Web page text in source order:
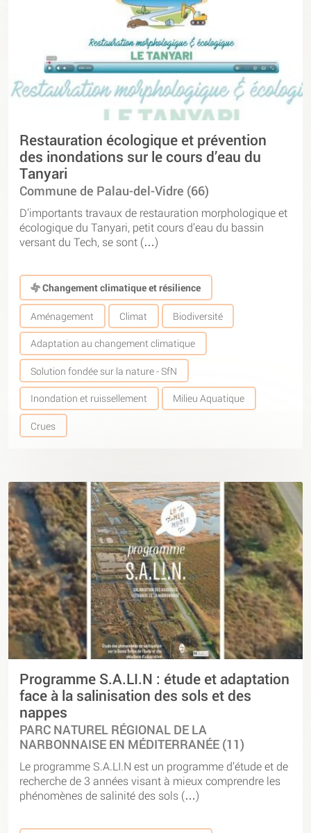
Restauration écologique et prévention
des inondations sur le cours d’eau du
Tanyari
Commune de Palau-del-Vidre (66)
D’importants travaux de restauration morphologique et
écologique du Tanyari, petit cours d’eau du bassin
versant du Tech, se sont (…)
Changement climatique et résilience
Aménagement Climat Biodiversité
Adaptation au changement climatique
Solution fondée sur la nature - SfN
Inondation et ruissellement Milieu Aquatique
Crues
Programme S.A.LI.N : étude et adaptation
face à la salinisation des sols et des
nappes
PARC NATUREL RÉGIONAL DE LA
NARBONNAISE EN MÉDITERRANÉE (11)
Le programme S.A.LI.N est un programme d’étude et de
recherche de 3 années visant à mieux comprendre les
phénomènes de salinité des sols (…)